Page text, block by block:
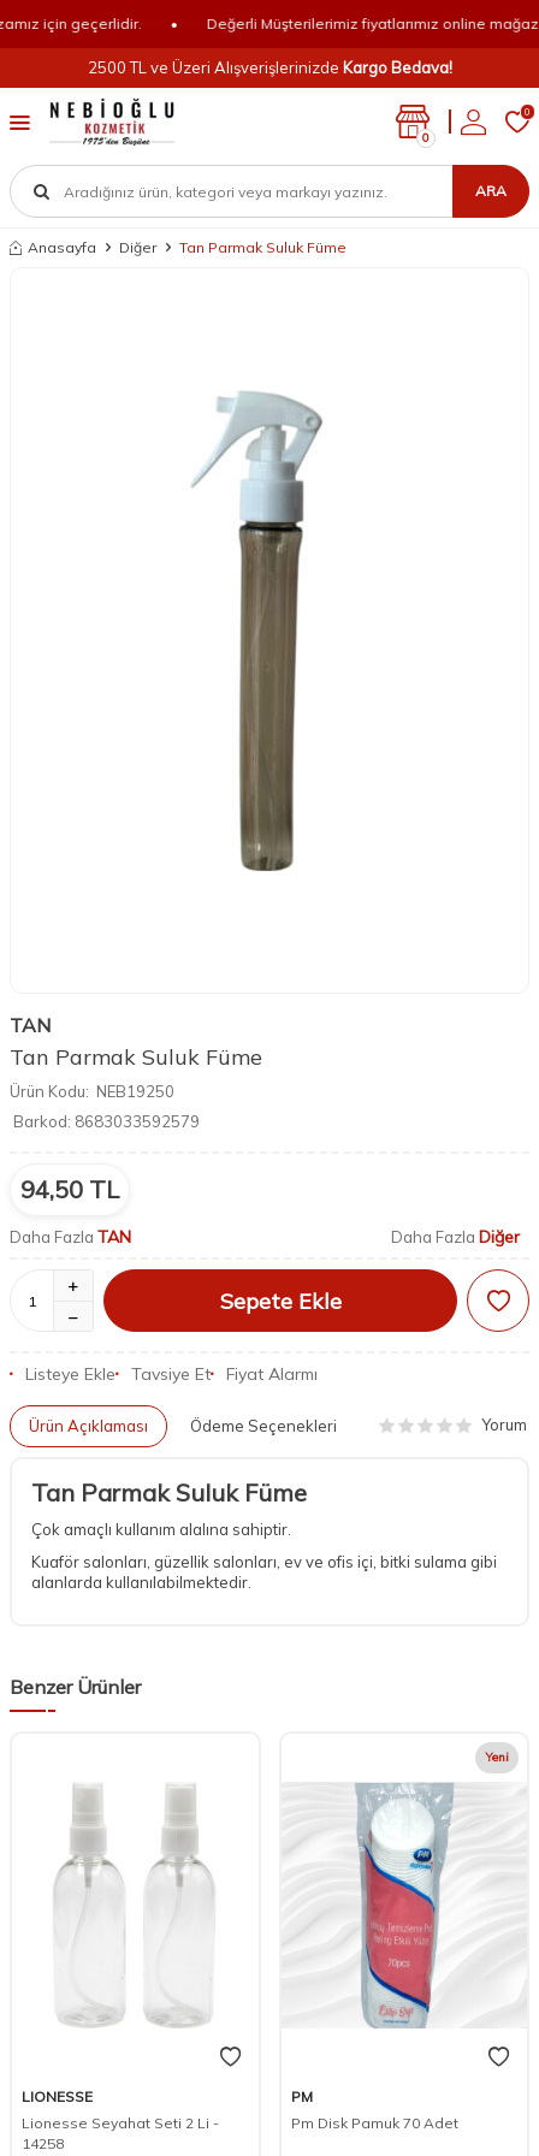
için geçerlidir. Değerli Müşterilerimiz fiyatlarımız online
2500 TL ve Üzeri Alışverişlerinizde Kargo Bedava!
ARA
0
0
Anasayfa Diğer Tan Parmak Suluk Füme
TAN
Tan Parmak Suluk Füme
Ürün Kodu: NEB19250
Barkod: 8683033592579
94,50 TL
Daha Fazla TAN Daha Fazla Diğer
Sepete Ekle
Listeye Ekle Tavsiye Et Fiyat Alarmı
Ürün Açıklaması Ödeme Seçenekleri Yorum
Tan Parmak Suluk Füme
Çok amaçlı kullanım alalına sahiptir.
Kuaför salonları, güzellik salonları, ev ve ofis içi, bitki sulama gibi
alanlarda kullanılabilmektedir.
Benzer Ürünler
LIONESSE
Lionesse Seyahat Seti 2 Li -
14258
Yeni
PM
Pm Disk Pamuk 70 Adet